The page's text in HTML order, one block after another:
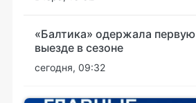
«Балтика» одержала
выезде в сезоне
сегодня, 09:32